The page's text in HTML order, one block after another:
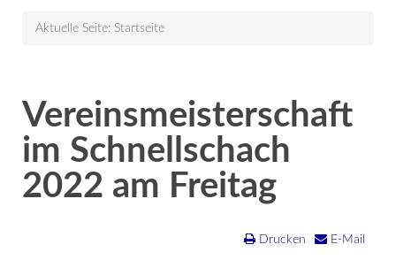
Aktuelle Seite: Startseite
Vereinsmeisterschaft
im Schnellschach
2022 am Freitag
Drucken E-Mail